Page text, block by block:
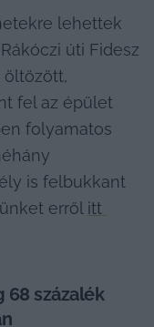
lehettek
úti Fidesz
öltözött,
fel az épület
folyamatos
is felbukkant
erről itt
68 százalék